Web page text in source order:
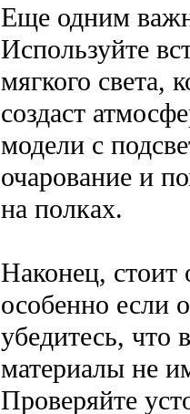
Еще одним
Используйте
мягкого света,
создаст
модели с
очарование и
на полках.
Наконец, стоит
особенно если
убедитесь, что
материалы не
Проверяйте